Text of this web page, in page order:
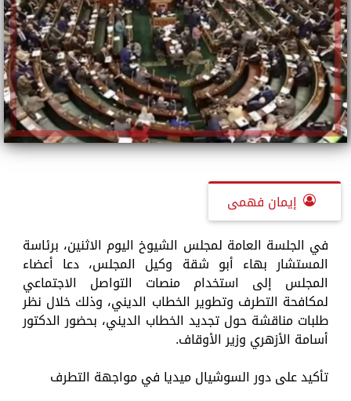
إيمان فهمى
في الجلسة العامة لمجلس الشيوخ اليوم الاثنين، برئاسة
المستشار بهاء أبو شقة وكيل المجلس، دعا أعضاء
المجلس إلى استخدام منصات التواصل الاجتماعي
لمكافحة التطرف وتطوير الخطاب الديني، وذلك خلال نظر
طلبات مناقشة حول تجديد الخطاب الديني، بحضور الدكتور
أسامة الأزهري وزير الأوقاف.
تأكيد على دور السوشيال ميديا في مواجهة التطرف